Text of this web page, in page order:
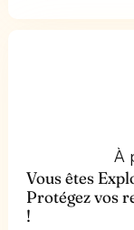
À
Vous êtes
Protégez vos
!